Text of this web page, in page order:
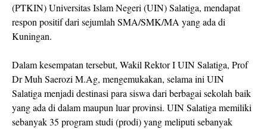
(PTKIN) Universitas Islam Negeri (UIN) Salatiga, mendapat
respon positif dari sejumlah SMA/SMK/MA yang ada di
Kuningan.
Dalam kesempatan tersebut, Wakil Rektor I UIN Salatiga, Prof
Dr Muh Saerozi M.Ag, mengemukakan, selama ini UIN
Salatiga menjadi destinasi para siswa dari berbagai sekolah baik
yang ada di dalam maupun luar provinsi. UIN Salatiga memiliki
sebanyak 35 program studi (prodi) yang meliputi sebanyak